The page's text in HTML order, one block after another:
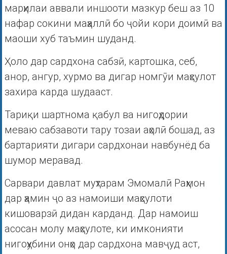
марҳилаи аввали иншооти мазкур беш аз 10
нафар сокини маҳаллӣ бо ҷойи кори доимӣ ва
маоши хуб таъмин шуданд.
Ҳоло дар сардхона сабзӣ, картошка, себ,
анор, ангур, хурмо ва дигар номгӯи маҳсулот
захира карда шудааст.
Тариқи шартнома қабул ва нигоҳдории
меваю сабзавоти тару тозаи аҳолӣ бошад, аз
бартарияти дигари сардхонаи навбунёд ба
шумор меравад.
Сарвари давлат муҳтарам Эмомалӣ Раҳмон
дар ҳамин ҷо аз намоиши маҳсулоти
кишоварзӣ дидан карданд. Дар намоиш
асосан молу маҳсулоте, ки имконияти
нигоҳубини онҳо дар сардхона мавҷуд аст,